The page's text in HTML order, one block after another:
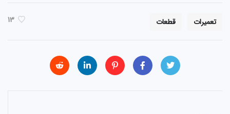
تعمیرات قطعات 13